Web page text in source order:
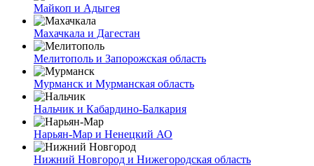
Майкоп и Адыгея
Махачкала и Дагестан
Мелитополь и Запорожская область
Мурманск и Мурманская область
Нальчик и Кабардино-Балкария
Нарьян-Мар и Ненецкий АО
Нижний Новгород и Нижегородская область